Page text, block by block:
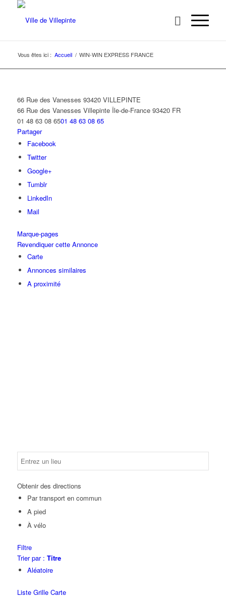
Vous êtes ici : Accueil / WIN-WIN EXPRESS FRANCE
66 Rue des Vanesses 93420 VILLEPINTE
66 Rue des Vanesses Villepinte Île-de-France 93420 FR
01 48 63 08 6501 48 63 08 65
Partager
Facebook
Twitter
Google+
Tumblr
LinkedIn
Mail
Marque-pages
Revendiquer cette Annonce
Carte
Annonces similaires
A proximité
Obtenir des directions
Par transport en commun
A pied
À vélo
Filtre
Trier par : Titre
Aléatoire
Liste Grille Carte